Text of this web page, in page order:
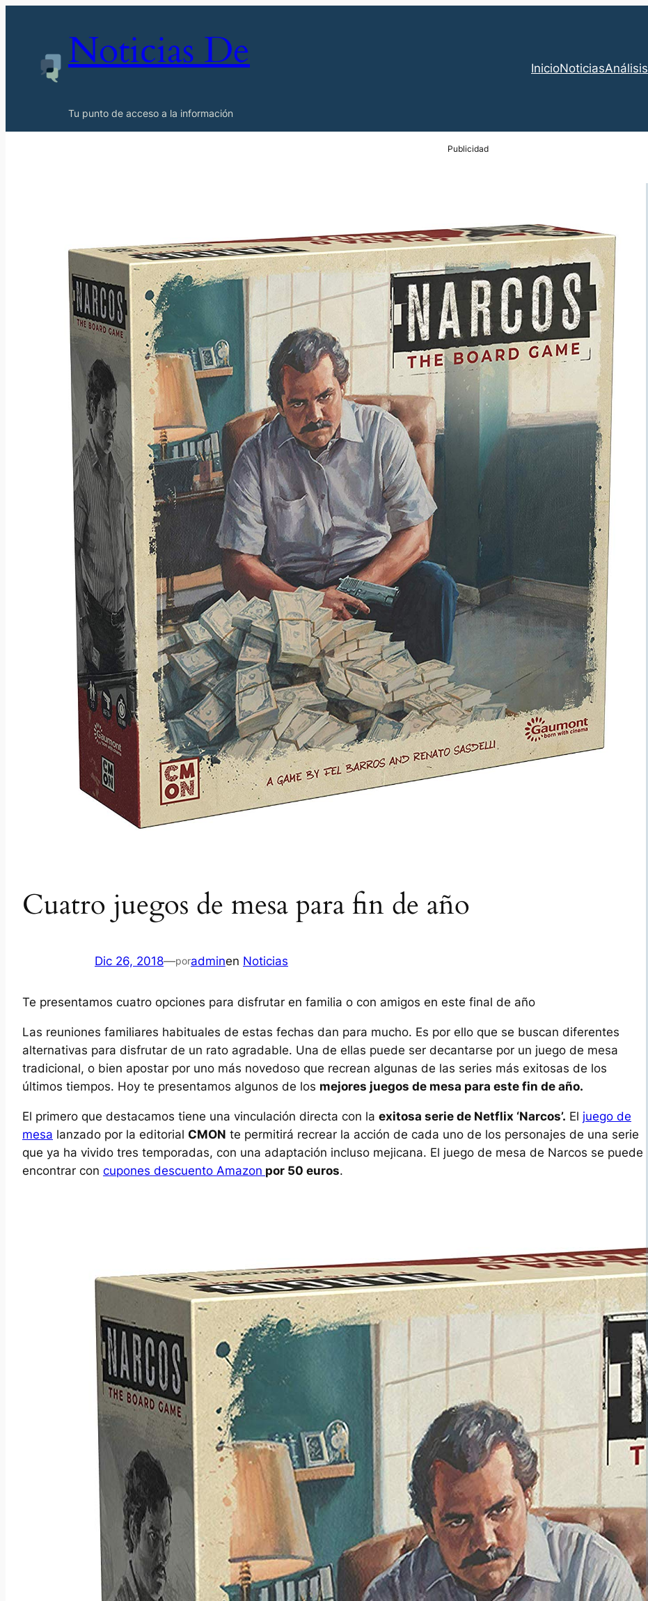
Noticias De
Tu punto de acceso a la información
InicioNoticiasAnálisis
Cuatro juegos de mesa para fin de año
Dic 26, 2018—poradminen Noticias
Te presentamos cuatro opciones para disfrutar en familia o con amigos en este final de año
Las reuniones familiares habituales de estas fechas dan para mucho. Es por ello que se buscan diferentes
alternativas para disfrutar de un rato agradable. Una de ellas puede ser decantarse por un juego de mesa
tradicional, o bien apostar por uno más novedoso que recrean algunas de las series más exitosas de los
últimos tiempos. Hoy te presentamos algunos de los mejores juegos de mesa para este fin de año.
El primero que destacamos tiene una vinculación directa con la exitosa serie de Netflix ‘Narcos’. El juego de
mesa lanzado por la editorial CMON te permitirá recrear la acción de cada uno de los personajes de una serie
que ya ha vivido tres temporadas, con una adaptación incluso mejicana. El juego de mesa de Narcos se puede
encontrar con cupones descuento Amazon por 50 euros.